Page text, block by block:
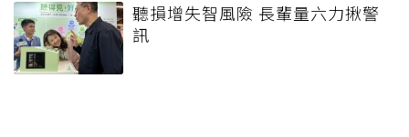
聽損增失智風險 長輩量六力揪警
訊